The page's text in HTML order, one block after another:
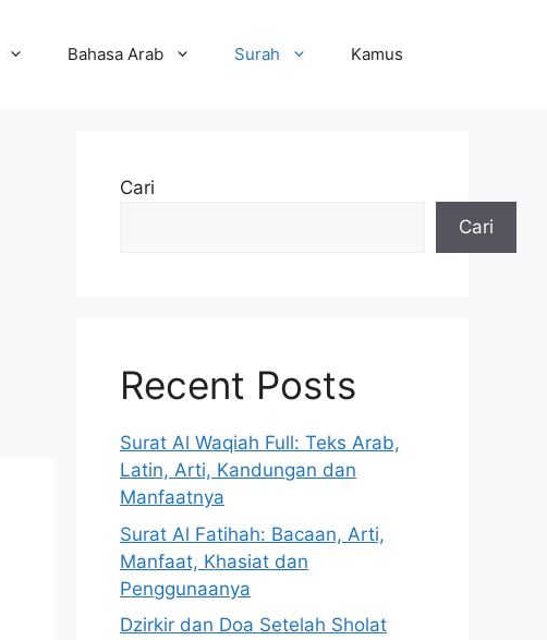
Bahasa Arab Surah Kamus
Cari
Cari
Recent Posts
Surat Al Waqiah Full: Teks Arab,
Latin, Arti, Kandungan dan
Manfaatnya
Surat Al Fatihah: Bacaan, Arti,
Manfaat, Khasiat dan
Penggunaanya
Dzirkir dan Doa Setelah Sholat